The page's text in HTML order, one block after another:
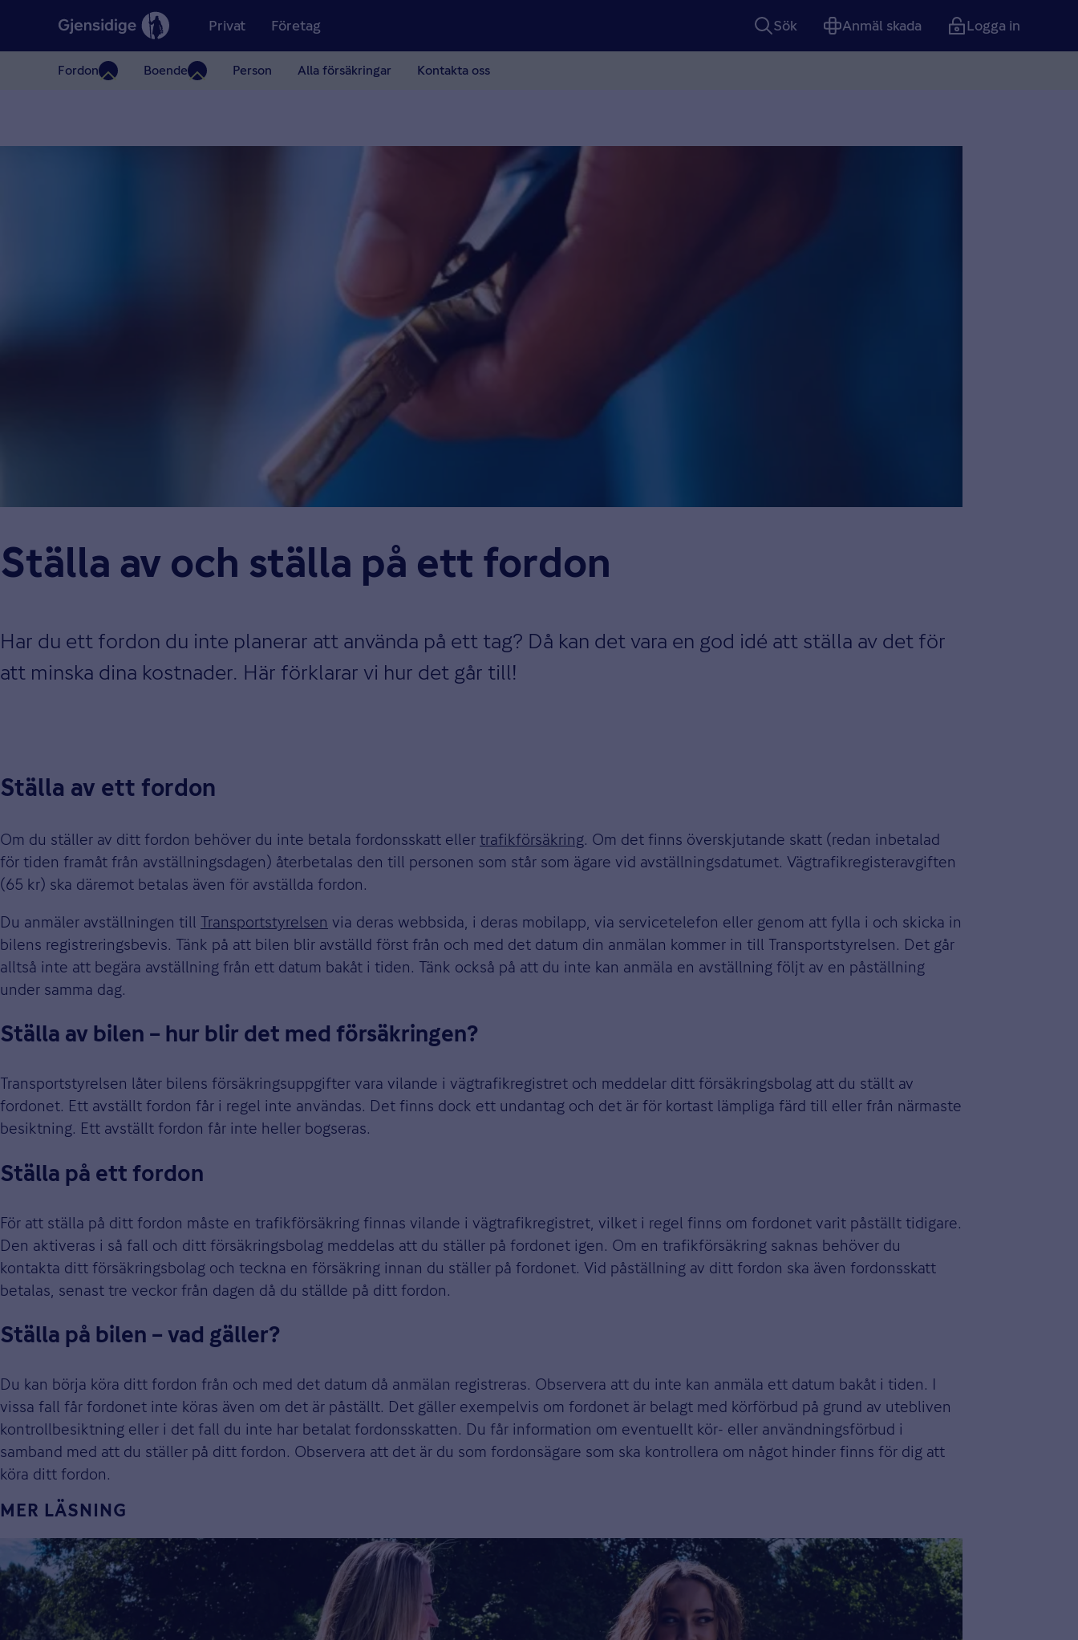
Privat
Fordon Boende Person Alla försäkringar Kontakta oss
Företag Sök Anmäl skada Logga in
Ställa av och ställa på ett fordon
Har du ett fordon du inte planerar att använda på ett tag? Då kan det vara en god idé att ställa av det för
att minska dina kostnader. Här förklarar vi hur det går till!
Ställa av ett fordon
Om du ställer av ditt fordon behöver du inte betala fordonsskatt eller trafikförsäkring. Om det finns överskjutande skatt (redan inbetalad
för tiden framåt från avställningsdagen) återbetalas den till personen som står som ägare vid avställningsdatumet. Vägtrafikregisteravgiften
(65 kr) ska däremot betalas även för avställda fordon.
Du anmäler avställningen till Transportstyrelsen via deras webbsida, i deras mobilapp, via servicetelefon eller genom att fylla i och skicka in
bilens registreringsbevis. Tänk på att bilen blir avställd först från och med det datum din anmälan kommer in till Transportstyrelsen. Det går
alltså inte att begära avställning från ett datum bakåt i tiden. Tänk också på att du inte kan anmäla en avställning följt av en påställning
under samma dag.
Ställa av bilen – hur blir det med försäkringen?
Transportstyrelsen låter bilens försäkringsuppgifter vara vilande i vägtrafikregistret och meddelar ditt försäkringsbolag att du ställt av
fordonet. Ett avställt fordon får i regel inte användas. Det finns dock ett undantag och det är för kortast lämpliga färd till eller från närmaste
besiktning. Ett avställt fordon får inte heller bogseras.
Ställa på ett fordon
För att ställa på ditt fordon måste en trafikförsäkring finnas vilande i vägtrafikregistret, vilket i regel finns om fordonet varit påställt tidigare.
Den aktiveras i så fall och ditt försäkringsbolag meddelas att du ställer på fordonet igen. Om en trafikförsäkring saknas behöver du
kontakta ditt försäkringsbolag och teckna en försäkring innan du ställer på fordonet. Vid påställning av ditt fordon ska även fordonsskatt
betalas, senast tre veckor från dagen då du ställde på ditt fordon.
Ställa på bilen – vad gäller?
Du kan börja köra ditt fordon från och med det datum då anmälan registreras. Observera att du inte kan anmäla ett datum bakåt i tiden. I
vissa fall får fordonet inte köras även om det är påställt. Det gäller exempelvis om fordonet är belagt med körförbud på grund av utebliven
kontrollbesiktning eller i det fall du inte har betalat fordonsskatten. Du får information om eventuellt kör- eller användningsförbud i
samband med att du ställer på ditt fordon. Observera att det är du som fordonsägare som ska kontrollera om något hinder finns för dig att
köra ditt fordon.
MER LÄSNING